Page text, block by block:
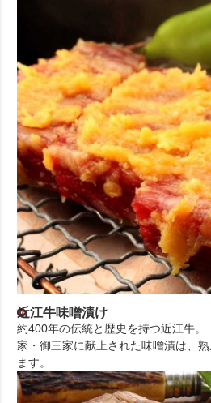
近江牛味噌漬け
約400年の伝統と歴史を持つ近江牛
家・御三家に献上された味噌漬は、
ます。